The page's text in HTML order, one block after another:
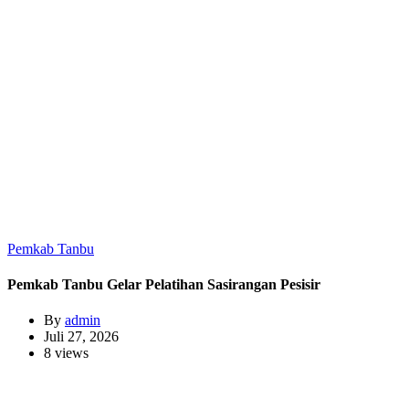
Pemkab Tanbu
Pemkab Tanbu Gelar Pelatihan Sasirangan Pesisir
By admin
Juli 27, 2026
8 views